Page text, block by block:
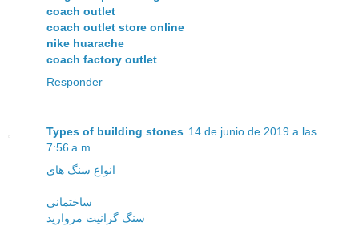
coach outlet
coach outlet store online
nike huarache
coach factory outlet
Responder
Types of building stones 14 de junio de 2019 a las
7:56 a.m.
انواع سنگ های
ساختمانی
سنگ گرانیت مروارید